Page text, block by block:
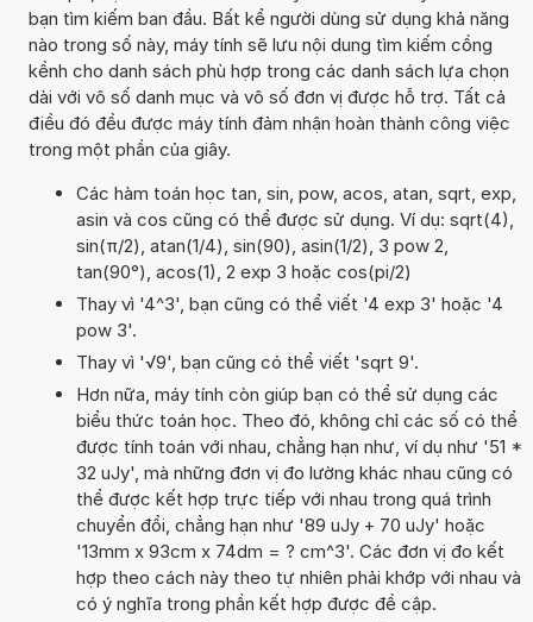
bạn tìm kiếm ban đầu. Bất kể người dùng sử dụng khả năng
nào trong số này, máy tính sẽ lưu nội dung tìm kiếm cồng
kềnh cho danh sách phù hợp trong các danh sách lựa chọn
dài với vô số danh mục và vô số đơn vị được hỗ trợ. Tất cả
điều đó đều được máy tính đảm nhận hoàn thành công việc
trong một phần của giây.
Các hàm toán học tan, sin, pow, acos, atan, sqrt, exp,
asin và cos cũng có thể được sử dụng. Ví dụ: sqrt(4),
sin(π/2), atan(1/4), sin(90), asin(1/2), 3 pow 2,
tan(90°), acos(1), 2 exp 3 hoặc cos(pi/2)
Thay vì '4^3', bạn cũng có thể viết '4 exp 3' hoặc '4
pow 3'.
Thay vì '√9', bạn cũng có thể viết 'sqrt 9'.
Hơn nữa, máy tính còn giúp bạn có thể sử dụng các
biểu thức toán học. Theo đó, không chỉ các số có thể
được tính toán với nhau, chẳng hạn như, ví dụ như '51 *
32 uJy', mà những đơn vị đo lường khác nhau cũng có
thể được kết hợp trực tiếp với nhau trong quá trình
chuyển đổi, chẳng hạn như '89 uJy + 70 uJy' hoặc
'13mm x 93cm x 74dm = ? cm^3'. Các đơn vị đo kết
hợp theo cách này theo tự nhiên phải khớp với nhau và
có ý nghĩa trong phần kết hợp được đề cập.